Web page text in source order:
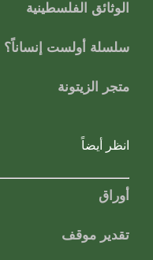
الوثائق الفلسطينية
سلسلة أولست إنساناً؟
متجر الزيتونة
انظر أيضاً
أوراق
تقدير موقف